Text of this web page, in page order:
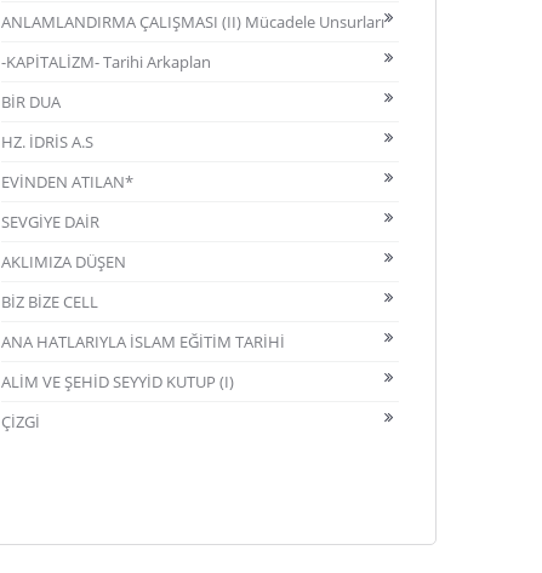
ANLAMLANDIRMA ÇALIŞMASI (II) Mücadele Unsurları
-KAPİTALİZM- Tarihi Arkaplan
BİR DUA
HZ. İDRİS A.S
EVİNDEN ATILAN*
SEVGİYE DAİR
AKLIMIZA DÜŞEN
BİZ BİZE CELL
ANA HATLARIYLA İSLAM EĞİTİM TARİHİ
ALİM VE ŞEHİD SEYYİD KUTUP (I)
ÇİZGİ